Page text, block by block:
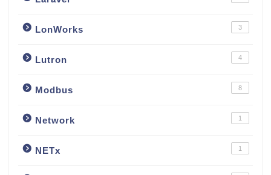
LonWorks 3
Lutron 4
Modbus 8
Network 1
NETx 1